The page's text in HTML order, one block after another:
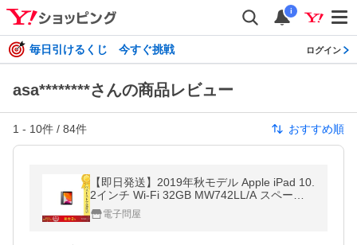
i
毎日引けるくじ 今すぐ挑戦 ログイン
asa********さんの商品レビュー
1 - 10件 / 84件 おすすめ順
【即日発送】2019年秋モデル Apple iPad 10.
2インチ Wi-Fi 32GB MW742LL/A スペース
グレイ iPad本体 アイパッド 【並行輸入
品・保証付き・アメリカ版】
電子問屋